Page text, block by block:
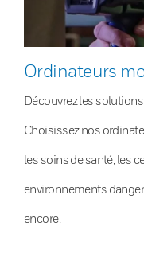
Ordinateurs
Découvrez les
Choisissez nos
les soins de santé, les
environnements
encore.